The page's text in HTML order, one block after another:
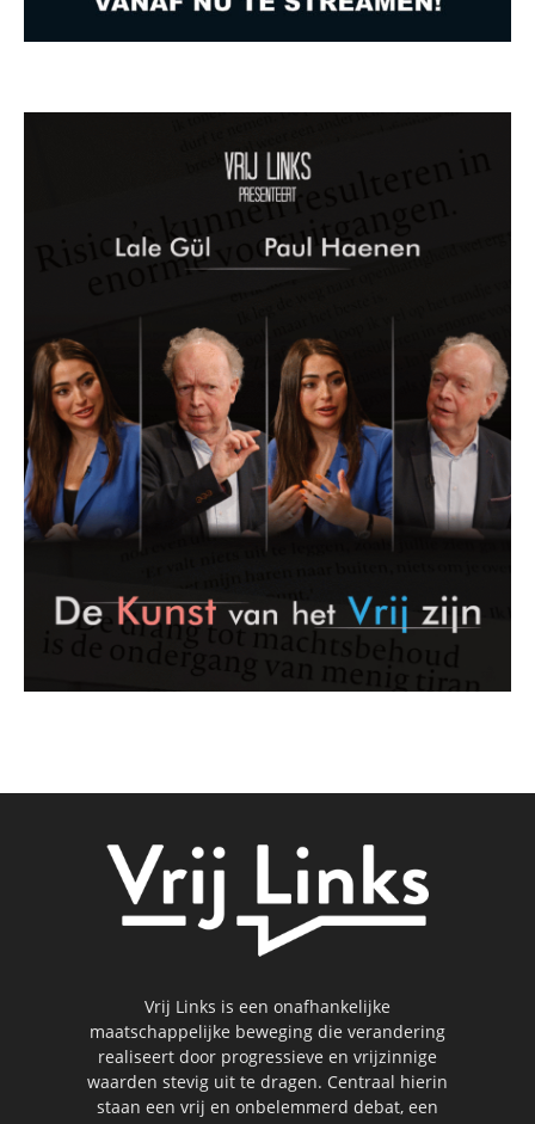
Vrij Links is een onafhankelijke
maatschappelijke beweging die verandering
realiseert door progressieve en vrijzinnige
waarden stevig uit te dragen. Centraal hierin
staan een vrij en onbelemmerd debat, een